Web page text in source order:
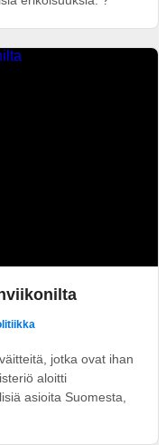
jotka ovat ihan
aloitti
asioita Suomesta,